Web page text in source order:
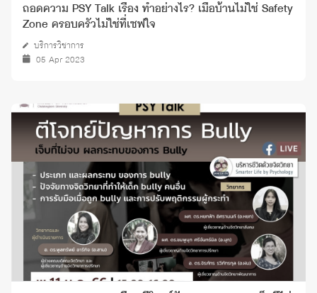
ถอดความ PSY Talk เรื่อง ทำอย่างไร? เมื่อบ้านไม่ใช่ Safety
Zone ครอบครัวไม่ใช่ที่เซฟใจ
บริการวิชาการ
05 Apr 2023